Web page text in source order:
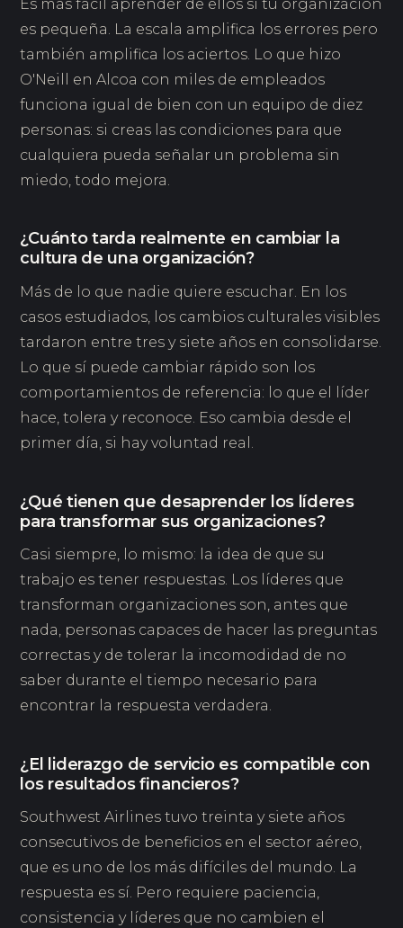
Es más fácil aprender de ellos si tu organización
es pequeña. La escala amplifica los errores pero
también amplifica los aciertos. Lo que hizo
O'Neill en Alcoa con miles de empleados
funciona igual de bien con un equipo de diez
personas: si creas las condiciones para que
cualquiera pueda señalar un problema sin
miedo, todo mejora.
¿Cuánto tarda realmente en cambiar la
cultura de una organización?
Más de lo que nadie quiere escuchar. En los
casos estudiados, los cambios culturales visibles
tardaron entre tres y siete años en consolidarse.
Lo que sí puede cambiar rápido son los
comportamientos de referencia: lo que el líder
hace, tolera y reconoce. Eso cambia desde el
primer día, si hay voluntad real.
¿Qué tienen que desaprender los líderes
para transformar sus organizaciones?
Casi siempre, lo mismo: la idea de que su
trabajo es tener respuestas. Los líderes que
transforman organizaciones son, antes que
nada, personas capaces de hacer las preguntas
correctas y de tolerar la incomodidad de no
saber durante el tiempo necesario para
encontrar la respuesta verdadera.
¿El liderazgo de servicio es compatible con
los resultados financieros?
Southwest Airlines tuvo treinta y siete años
consecutivos de beneficios en el sector aéreo,
que es uno de los más difíciles del mundo. La
respuesta es sí. Pero requiere paciencia,
consistencia y líderes que no cambien el